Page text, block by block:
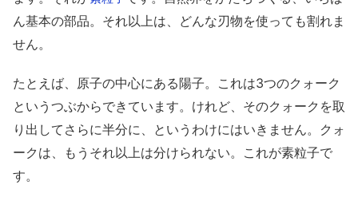
ん基本の部品。それ以上は、どんな刃物を使っても割れま
せん。
たとえば、原子の中心にある陽子。これは3つのクォーク
というつぶからできています。けれど、そのクォークを取
り出してさらに半分に、というわけにはいきません。クォ
ークは、もうそれ以上は分けられない。これが素粒子で
す。